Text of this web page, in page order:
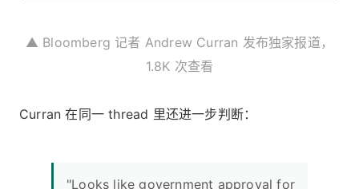
▲ Bloomberg 记者 Andrew Curran 发布独家报道，
1.8K 次查看
Curran 在同一 thread 里还进一步判断：
"Looks like government approval for